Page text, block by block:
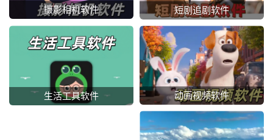
摄影相机软件 短剧追剧软件
生活工具软件 动画视频软件